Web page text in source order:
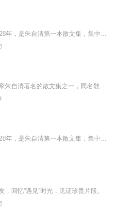
，回忆“遇见”时光，见证珍贵片段。